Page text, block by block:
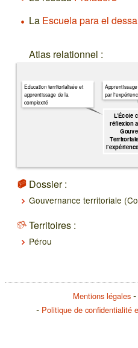
La Escuela para el
Atlas relationnel :
L’École
réflexion
par
Education territorialisée et
apprentissage de la
complexité
Dossier :
Gouvernance territoriale
Territoires :
Pérou
Mentions légales
Politique de confidentialité